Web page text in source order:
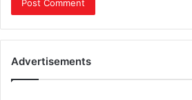
Advertisements